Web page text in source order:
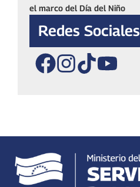
el marco del Día del Niño
Redes Sociales